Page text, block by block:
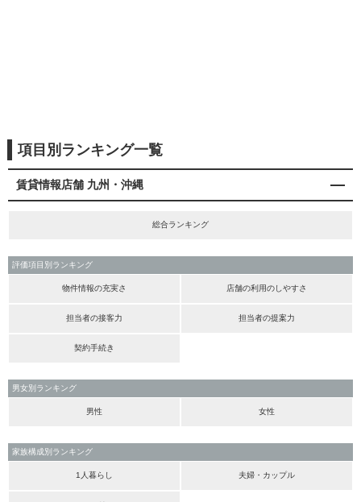
項目別ランキング一覧
賃貸情報店舗 九州・沖縄
総合ランキング
評価項目別ランキング
物件情報の充実さ 店舗の利用のしやすさ
担当者の接客力 担当者の提案力
契約手続き
男女別ランキング
男性 女性
家族構成別ランキング
1人暮らし 夫婦・カップル